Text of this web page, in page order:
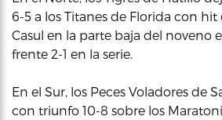
6-5 a los Titanes de Florida con hit
Casul en la parte baja del noveno
frente 2-1 en la serie.
En el Sur, los Peces Voladores de
con triunfo 10-8 sobre los